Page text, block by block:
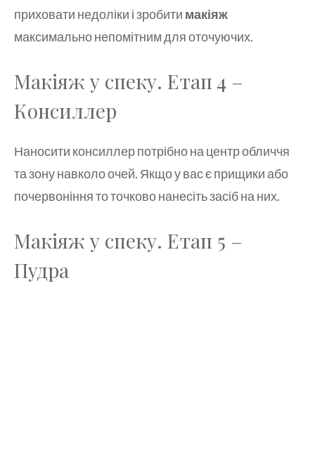
приховати недоліки і зробити макіяж
максимально непомітним для оточуючих.
Макіяж у спеку. Етап 4 –
Консиллер
Наносити консиллер потрібно на центр обличчя
та зону навколо очей. Якщо у вас є прищики або
почервоніння то точково нанесіть засіб на них.
Макіяж у спеку. Етап 5 –
Пудра